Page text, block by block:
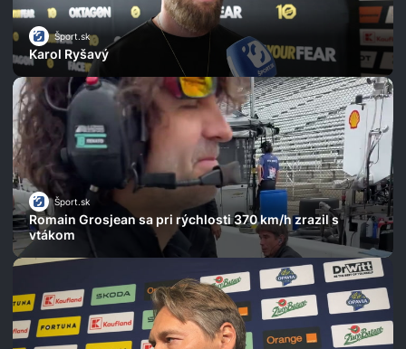
Šport.sk
Karol Ryšavý
Šport.sk
Romain Grosjean sa pri rýchlosti 370 km/h zrazil s
vtákom